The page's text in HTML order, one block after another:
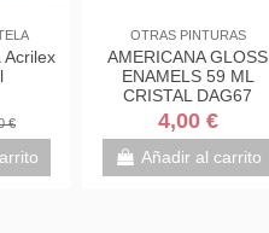
TELA
Acrilex
€
OTRAS PINTURAS
AMERICANA
ENAMELS 59 ML
CRISTAL DAG67
NEGRO
4,00 €
Añadir al carrito